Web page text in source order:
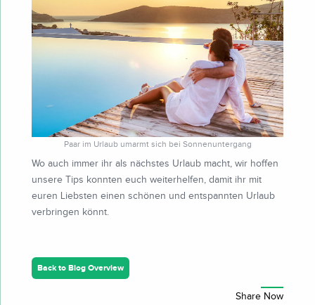
Paar im Urlaub umarmt sich bei Sonnenuntergang
Wo auch immer ihr als nächstes Urlaub macht, wir hoffen
unsere Tips konnten euch weiterhelfen, damit ihr mit
euren Liebsten einen schönen und entspannten Urlaub
verbringen könnt.
Back to Blog Overview